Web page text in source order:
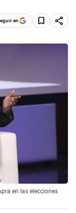
en
en las elecciones